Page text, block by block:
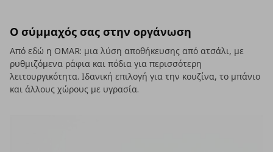
Ο σύμμαχός σας στην οργάνωση
Από εδώ η OMAR: μια λύση αποθήκευσης από ατσάλι, με
ρυθμιζόμενα ράφια και πόδια για περισσότερη
λειτουργικότητα. Ιδανική επιλογή για την κουζίνα, το μπάνιο
και άλλους χώρους με υγρασία.